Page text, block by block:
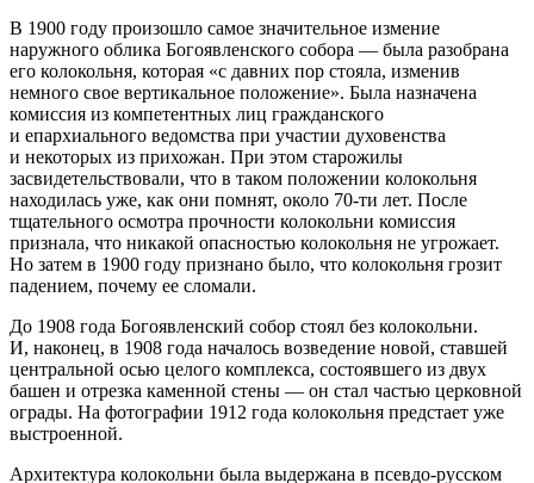
В 1900 году произошло самое значительное измение
наружного облика Богоявленского собора — была разобрана
его колокольня, которая «с давних пор стояла, изменив
немного свое вертикальное положение». Была назначена
комиссия из компетентных лиц гражданского
и епархиального ведомства при участии духовенства
и некоторых из прихожан. При этом старожилы
засвидетельствовали, что в таком положении колокольня
находилась уже, как они помнят, около 70-ти лет. После
тщательного осмотра прочности колокольни комиссия
признала, что никакой опасностью колокольня не угрожает.
Но затем в 1900 году признано было, что колокольня грозит
падением, почему ее сломали.
До 1908 года Богоявленский собор стоял без колокольни.
И, наконец, в 1908 года началось возведение новой, ставшей
центральной осью целого комплекса, состоявшего из двух
башен и отрезка каменной стены — он стал частью церковной
ограды. На фотографии 1912 года колокольня предстает уже
выстроенной.
Архитектура колокольни была выдержана в псевдо-русском